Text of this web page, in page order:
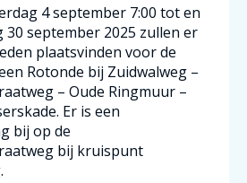
4 september 7:00 tot en
30 september 2025 zullen er
plaatsvinden voor de
Rotonde bij Zuidwalweg –
– Oude Ringmuur –
Er is een
bij op de
bij kruispunt